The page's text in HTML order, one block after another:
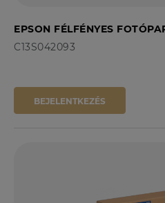
EPSON FÉLFÉNYES
C13S042093
BEJELENTKEZÉS